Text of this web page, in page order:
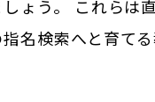
ょう。 これらは
名検索へと育てる